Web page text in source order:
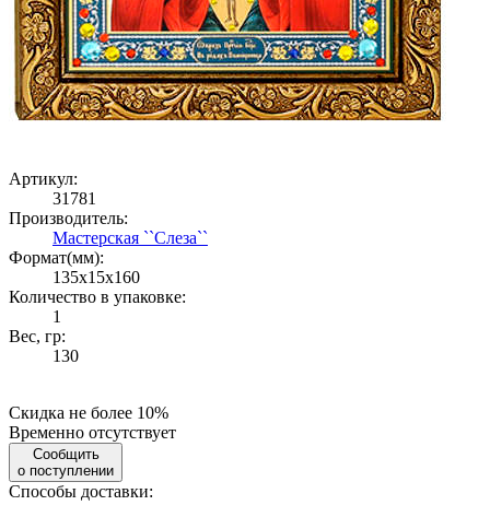
Артикул:
31781
Производитель:
Мастерская ``Слеза``
Формат(мм):
135x15x160
Количество в упаковке:
1
Вес, гр:
130
Скидка не более 10%
Временно отсутствует
Сообщить
о поступлении
Способы доставки: